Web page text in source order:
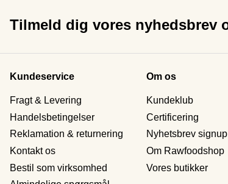
Tilmeld dig vores nyhedsbrev
Kundeservice
Fragt & Levering
Handelsbetingelser
Reklamation & returnering
Kontakt os
Bestil som virksomhed
Om os
Kundeklub
Certificering
Nyhetsbrev signup
Om Rawfoodshop
Vores butikker